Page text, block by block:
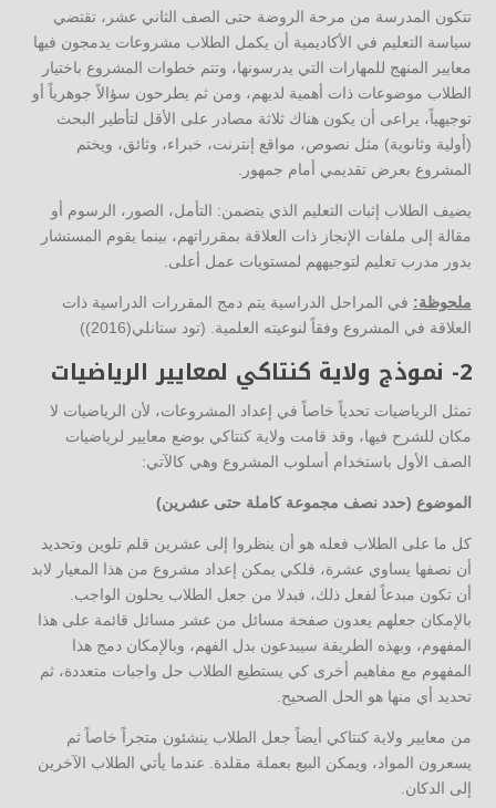
تتكون المدرسة من مرحة الروضة حتى الصف الثاني عشر، تقتضي
سياسة التعليم في الأكاديمية أن يكمل الطلاب مشروعات يدمجون فيها
معايير المنهج للمهارات التي يدرسونها، وتتم خطوات المشروع باختيار
الطلاب موضوعات ذات أهمية لديهم، ومن ثم يطرحون سؤالاً جوهرياً أو
توجيهياً، يراعى أن يكون هناك ثلاثة مصادر على الأقل لتأطير البحث
(أولية وثانوية) مثل نصوص، مواقع إنترنت، خبراء، وثائق، ويختم
المشروع بعرض تقديمي أمام جمهور.
يضيف الطلاب إثبات التعليم الذي يتضمن: التأمل، الصور، الرسوم أو
مقالة إلى ملفات الإنجاز ذات العلاقة بمقرراتهم، بينما يقوم المستشار
بدور مدرب تعليم لتوجيههم لمستويات عمل أعلى.
ملحوظة: في المراحل الدراسية يتم دمج المقررات الدراسية ذات
العلاقة في المشروع وفقاً لنوعيته العلمية. (تود ستانلي(2016))
2- نموذج ولاية كنتاكي لمعايير الرياضيات
تمثل الرياضيات تحدياً خاصاً في إعداد المشروعات، لأن الرياضيات لا
مكان للشرح فيها، وقد قامت ولاية كنتاكي بوضع معايير لرياضيات
الصف الأول باستخدام أسلوب المشروع وهي كالآتي:
الموضوع (حدد نصف مجموعة كاملة حتى عشرين)
كل ما على الطلاب فعله هو أن ينظروا إلى عشرين قلم تلوين وتحديد
أن نصفها يساوي عشرة، فلكي يمكن إعداد مشروع من هذا المعيار لابد
أن تكون مبدعاً لفعل ذلك، فبدلا من جعل الطلاب يحلون الواجب.
بالإمكان جعلهم يعدون صفحة مسائل من عشر مسائل قائمة على هذا
المفهوم، وبهذه الطريقة سيبدعون بدل الفهم، وبالإمكان دمج هذا
المفهوم مع مفاهيم أخرى كي يستطيع الطلاب حل واجبات متعددة، ثم
تحديد أي منها هو الحل الصحيح.
من معايير ولاية كنتاكي أيضاً جعل الطلاب ينشئون متجراً خاصاً ثم
يسعرون المواد، ويمكن البيع بعملة مقلدة. عندما يأتي الطلاب الآخرين
إلى الدكان.